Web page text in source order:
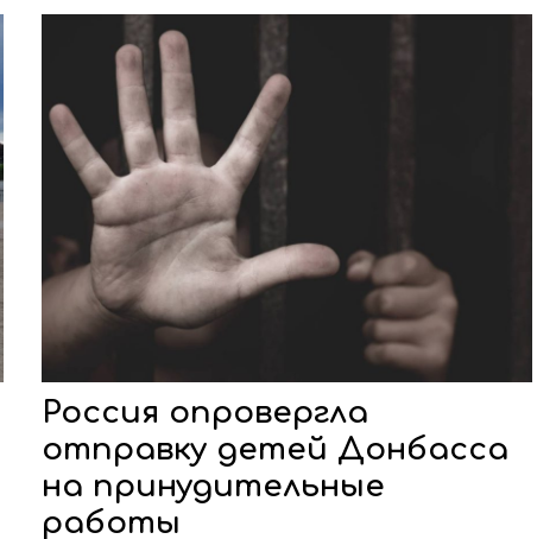
Россия опровергла
отправку детей Донбасса
на принудительные
работы